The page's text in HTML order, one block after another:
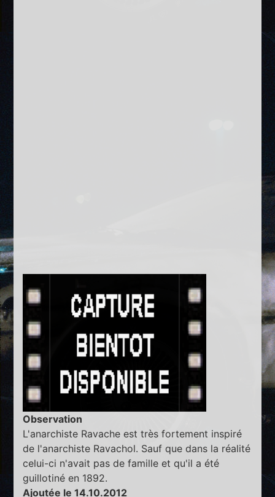
Observation
L'anarchiste Ravache est très fortement inspiré
de l'anarchiste Ravachol. Sauf que dans la réalité
celui-ci n'avait pas de famille et qu'il a été
guillotiné en 1892.
Ajoutée le 14.10.2012